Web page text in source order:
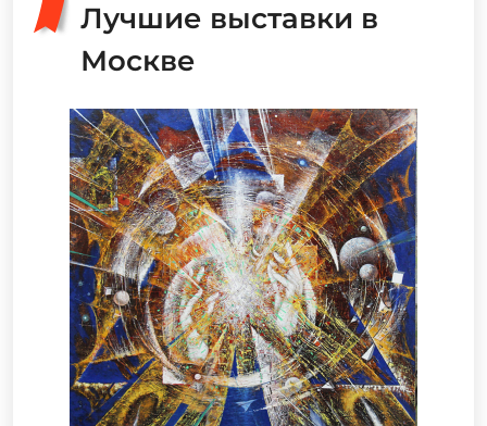
Лучшие выставки в
Москве